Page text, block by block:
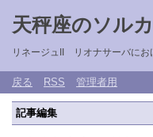
天秤座のソルカ
リネージュII リオナサーバにお
戻る RSS 管理者用
記事編集